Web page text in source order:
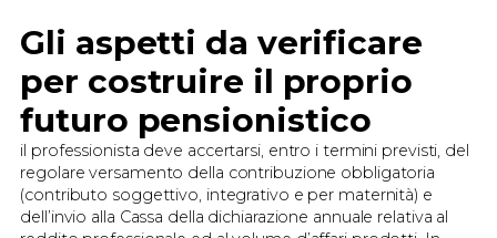
Gli aspetti da verificare
per costruire il proprio
futuro pensionistico
il professionista deve accertarsi, entro i termini previsti, del
regolare versamento della contribuzione obbligatoria
(contributo soggettivo, integrativo e per maternità) e
dell’invio alla Cassa della dichiarazione annuale relativa al